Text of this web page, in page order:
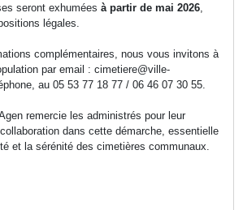
seront exhumées à partir de mai 2026
légales.
complémentaires, nous vous invitons à
par email : cimetiere@ville-
au 05 53 77 18 77 / 06 46 07 30 55.
remercie les administrés pour leur
dans cette démarche, essentielle
et la sérénité des cimetières communaux.